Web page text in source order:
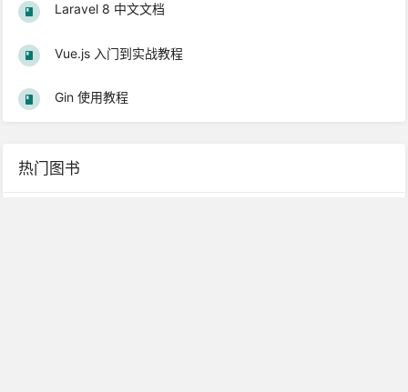
Laravel 8 中文文档
Vue.js 入门到实战教程
Gin 使用教程
热门图书